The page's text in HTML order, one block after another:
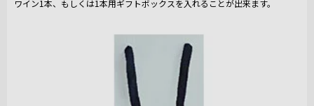
ワイン1本、もしくは1本用ギフトボックスを入れることが出来ます。